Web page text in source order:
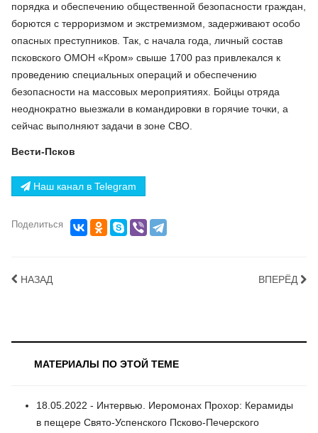
порядка и обеспечению общественной безопасности граждан,
борются с терроризмом и экстремизмом, задерживают особо
опасных преступников. Так, с начала года, личный состав
псковского ОМОН «Кром» свыше 1700 раз привлекался к
проведению специальных операций и обеспечению
безопасности на массовых мероприятиях. Бойцы отряда
неоднократно выезжали в командировки в горячие точки, а
сейчас выполняют задачи в зоне СВО.
Вести-Псков
Наш канал в Telegram
Поделиться
НАЗАД ВПЕРЁД
МАТЕРИАЛЫ ПО ЭТОЙ ТЕМЕ
18.05.2022 - Интервью. Иеромонах Прохор: Керамиды
в пещере Свято-Успенского Псково-Печерского